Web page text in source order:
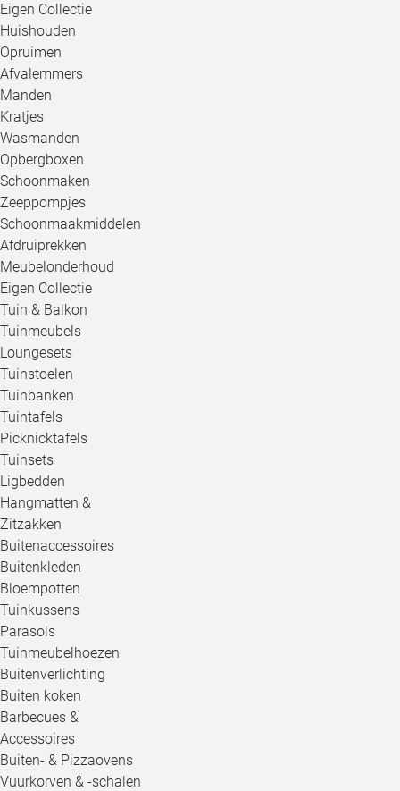
Eigen Collectie
Huishouden
Opruimen
Afvalemmers
Manden
Kratjes
Wasmanden
Opbergboxen
Schoonmaken
Zeeppompjes
Schoonmaakmiddelen
Afdruiprekken
Meubelonderhoud
Eigen Collectie
Tuin & Balkon
Tuinmeubels
Loungesets
Tuinstoelen
Tuinbanken
Tuintafels
Picknicktafels
Tuinsets
Ligbedden
Hangmatten &
Zitzakken
Buitenaccessoires
Buitenkleden
Bloempotten
Tuinkussens
Parasols
Tuinmeubelhoezen
Buitenverlichting
Buiten koken
Barbecues &
Accessoires
Buiten- & Pizzaovens
Vuurkorven & -schalen